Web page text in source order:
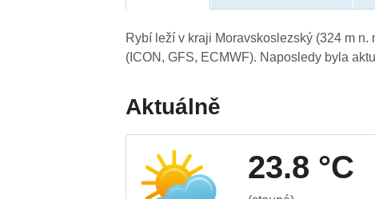
Rybí leží v kraji Moravskoslezský (324 m
(ICON, GFS, ECMWF). Naposledy byla
Aktuálně
23.8 °C